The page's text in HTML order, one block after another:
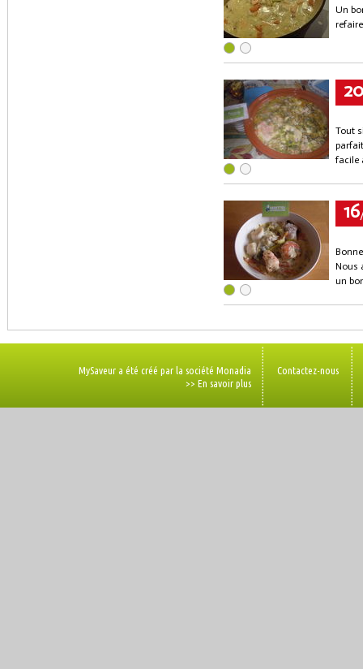
Un
20
Tout
facile
16
Nous
un
MySaveur a été créé par la société Monadia
>> En savoir plus
Contactez-nous